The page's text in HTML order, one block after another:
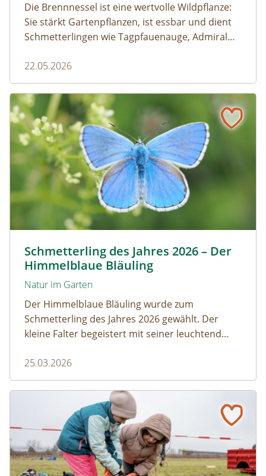
Die Brennnessel ist eine wertvolle Wildpflanze:
Sie stärkt Gartenpflanzen, ist essbar und dient
Schmetterlingen wie Tagpfauenauge, Admiral
Wer sie im Garten stehen lässt, fördert die
Artenvielfalt.
22.05.2026
Schmetterling des Jahres 2026 – Der
Himmelblaue Bläuling
Natur im Garten
Der Himmelblaue Bläuling wurde zum
Schmetterling des Jahres 2026 gewählt. Der
kleine Falter begeistert mit seiner leuchtend
Zusammenspiel mit Ameisen.
25.03.2026
Schmetterling des Jahres 2026 – Der Himmelblaue
Gumpoldskirchen: Ein Klassenzimmer unter